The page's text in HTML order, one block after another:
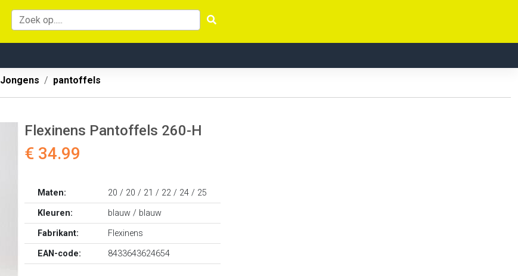
Jongens pantoffels
Flexinens Pantoffels 260-H
€ 34.99
Maten:
20 / 20 / 21 / 22 / 24 / 25
Kleuren:
blauw / blauw
Fabrikant:
Flexinens
EAN-code:
8433643624654